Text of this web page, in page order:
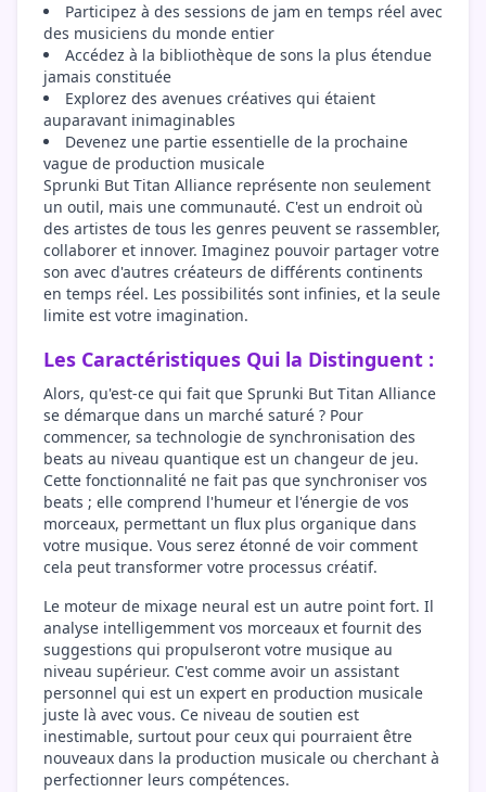
Participez à des sessions de jam en temps réel avec
des musiciens du monde entier
Accédez à la bibliothèque de sons la plus étendue
jamais constituée
Explorez des avenues créatives qui étaient
auparavant inimaginables
Devenez une partie essentielle de la prochaine
vague de production musicale
Sprunki But Titan Alliance représente non seulement
un outil, mais une communauté. C'est un endroit où
des artistes de tous les genres peuvent se rassembler,
collaborer et innover. Imaginez pouvoir partager votre
son avec d'autres créateurs de différents continents
en temps réel. Les possibilités sont infinies, et la seule
limite est votre imagination.
Les Caractéristiques Qui la Distinguent :
Alors, qu'est-ce qui fait que Sprunki But Titan Alliance
se démarque dans un marché saturé ? Pour
commencer, sa technologie de synchronisation des
beats au niveau quantique est un changeur de jeu.
Cette fonctionnalité ne fait pas que synchroniser vos
beats ; elle comprend l'humeur et l'énergie de vos
morceaux, permettant un flux plus organique dans
votre musique. Vous serez étonné de voir comment
cela peut transformer votre processus créatif.
Le moteur de mixage neural est un autre point fort. Il
analyse intelligemment vos morceaux et fournit des
suggestions qui propulseront votre musique au
niveau supérieur. C'est comme avoir un assistant
personnel qui est un expert en production musicale
juste là avec vous. Ce niveau de soutien est
inestimable, surtout pour ceux qui pourraient être
nouveaux dans la production musicale ou cherchant à
perfectionner leurs compétences.